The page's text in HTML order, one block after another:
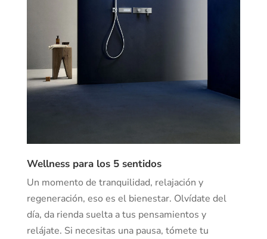
Wellness para los 5 sentidos
Un momento de tranquilidad, relajación y
regeneración, eso es el bienestar. Olvídate del
día, da rienda suelta a tus pensamientos y
relájate. Si necesitas una pausa, tómete tu